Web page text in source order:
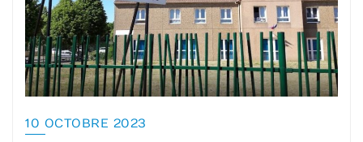
10 OCTOBRE 2023